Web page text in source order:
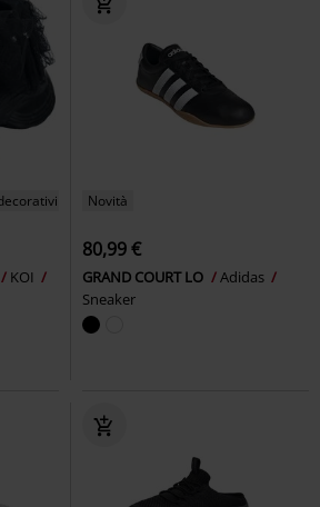
KOI
Novità
80,99 €
GRAND COURT LO
Adidas
Sneaker